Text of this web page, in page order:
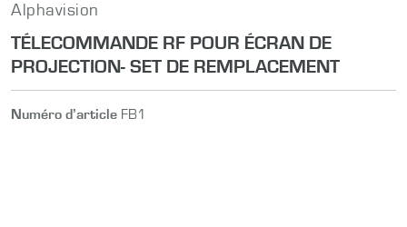
Alphavision
TÉLECOMMANDE RF POUR ÉCRAN DE
PROJECTION- SET DE REMPLACEMENT
Numéro d’article FB1